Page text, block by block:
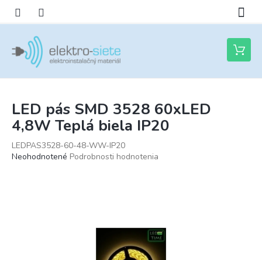
obsah
Nákupný
košík
LED pás SMD 3528 60xLED
4,8W Teplá biela IP20
LEDPAS3528-60-48-WW-IP20
Priemerné
Neohodnotené Podrobnosti hodnotenia